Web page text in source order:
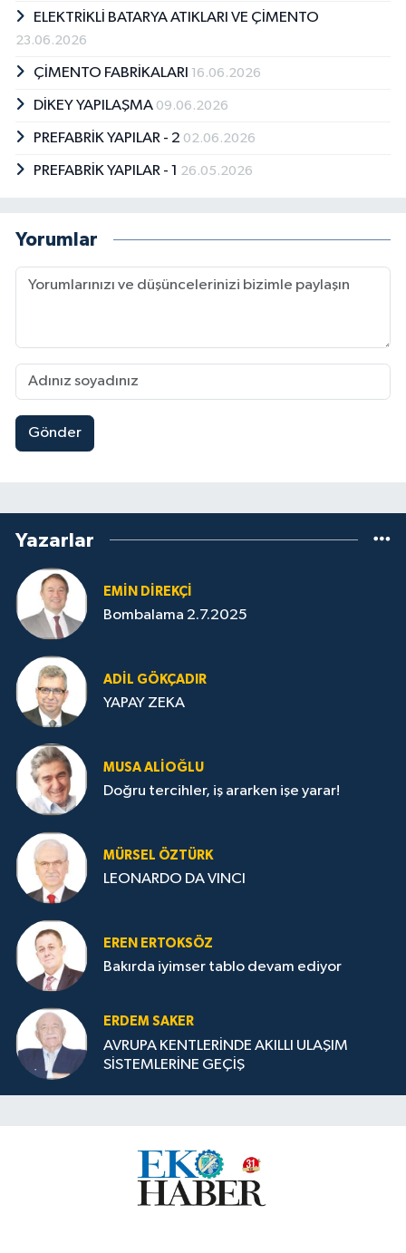
ELEKTRİKLİ BATARYA ATIKLARI VE ÇİMENTO
23.06.2026
ÇİMENTO FABRİKALARI 16.06.2026
DİKEY YAPILAŞMA 09.06.2026
PREFABRİK YAPILAR - 2 02.06.2026
PREFABRİK YAPILAR - 1 26.05.2026
Yorumlar
Gönder
Yazarlar
EMIN DIREKÇI
Bombalama 2.7.2025
ADIL GÖKÇADIR
YAPAY ZEKA
MUSA ALIOĞLU
Doğru tercihler, iş ararken işe yarar!
MÜRSEL ÖZTÜRK
LEONARDO DA VINCI
EREN ERTOKSÖZ
Bakırda iyimser tablo devam ediyor
ERDEM SAKER
AVRUPA KENTLERİNDE AKILLI ULAŞIM
SİSTEMLERİNE GEÇİŞ